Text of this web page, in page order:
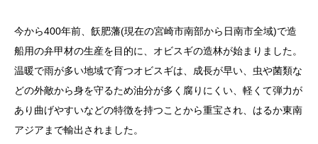
今から400年前、飫肥藩(現在の宮崎市南部から日南市全域)で造
船用の弁甲材の生産を目的に、オビスギの造林が始まりました。
温暖で雨が多い地域で育つオビスギは、成長が早い、虫や菌類な
どの外敵から身を守るため油分が多く腐りにくい、軽くて弾力が
あり曲げやすいなどの特徴を持つことから重宝され、はるか東南
アジアまで輸出されました。